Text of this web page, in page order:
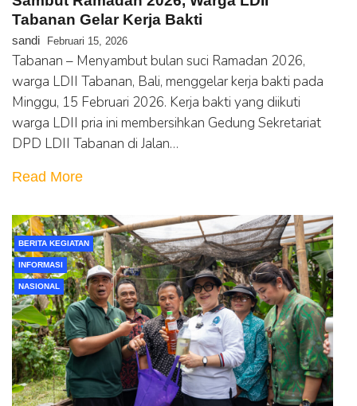
Tabanan Gelar Kerja Bakti
sandi Februari 15, 2026
Tabanan – Menyambut bulan suci Ramadan 2026,
warga LDII Tabanan, Bali, menggelar kerja bakti pada
Minggu, 15 Februari 2026. Kerja bakti yang diikuti
warga LDII pria ini membersihkan Gedung Sekretariat
DPD LDII Tabanan di Jalan…
Read More
BERITA KEGIATAN
INFORMASI
NASIONAL